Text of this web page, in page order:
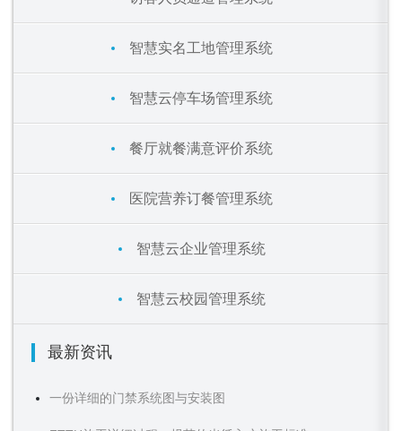
智慧实名工地管理系统
智慧云停车场管理系统
餐厅就餐满意评价系统
医院营养订餐管理系统
智慧云企业管理系统
智慧云校园管理系统
最新资讯
一份详细的门禁系统图与安装图